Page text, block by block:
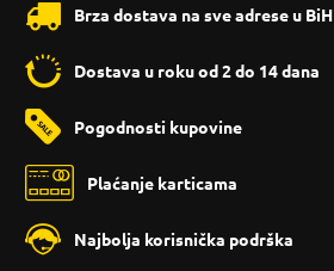
Brza dostava na sve adrese u BiH
Dostava u roku od 2 do 14 dana
Pogodnosti kupovine
Plaćanje karticama
Najbolja korisnička podrška